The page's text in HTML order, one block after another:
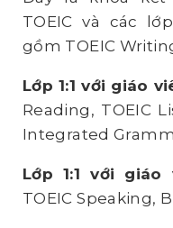
TOEIC và các
gồm TOEIC
Lớp 1:1 với giáo
Reading, TOEIC
Integrated
Lớp 1:1 với
TOEIC Speaking,